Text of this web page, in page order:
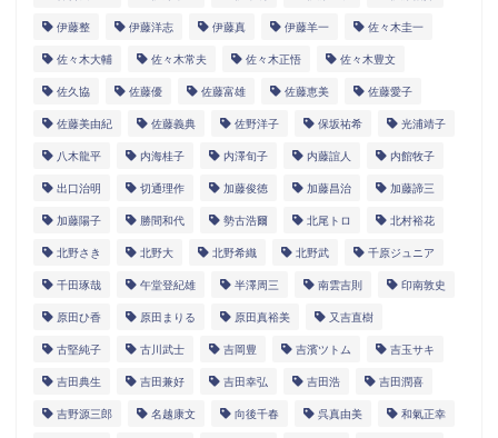
伊藤整 伊藤洋志 伊藤真 伊藤羊一 佐々木圭一
佐々木大輔 佐々木常夫 佐々木正悟 佐々木豊文
佐久協 佐藤優 佐藤富雄 佐藤恵美 佐藤愛子
佐藤美由紀 佐藤義典 佐野洋子 保坂祐希 光浦靖子
八木龍平 内海桂子 内澤旬子 内藤誼人 内館牧子
出口治明 切通理作 加藤俊徳 加藤昌治 加藤諦三
加藤陽子 勝間和代 勢古浩爾 北尾トロ 北村裕花
北野さき 北野大 北野希織 北野武 千原ジュニア
千田琢哉 午堂登紀雄 半澤周三 南雲吉則 印南敦史
原田ひ香 原田まりる 原田真裕美 又吉直樹
古堅純子 古川武士 吉岡豊 吉濱ツトム 吉玉サキ
吉田典生 吉田兼好 吉田幸弘 吉田浩 吉田潤喜
吉野源三郎 名越康文 向後千春 呉真由美 和氣正幸